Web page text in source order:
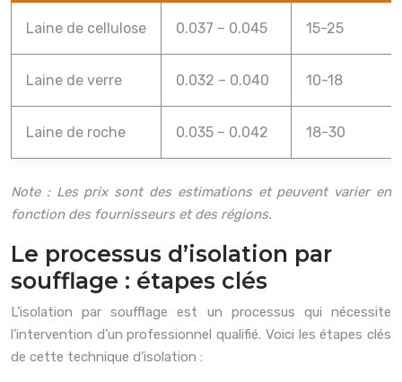
Laine de cellulose 0.037 – 0.045 15-25
Laine de verre 0.032 – 0.040 10-18
Laine de roche 0.035 – 0.042 18-30
Note : Les prix sont des estimations et peuvent varier en
fonction des fournisseurs et des régions.
Le processus d’isolation par
soufflage : étapes clés
L’isolation par soufflage est un processus qui nécessite
l’intervention d’un professionnel qualifié. Voici les étapes clés
de cette technique d’isolation :